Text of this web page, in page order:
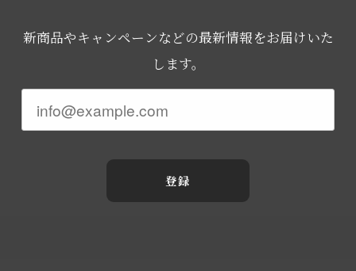
新商品やキャンペーンなどの最新情報をお届けいた
します。
登録